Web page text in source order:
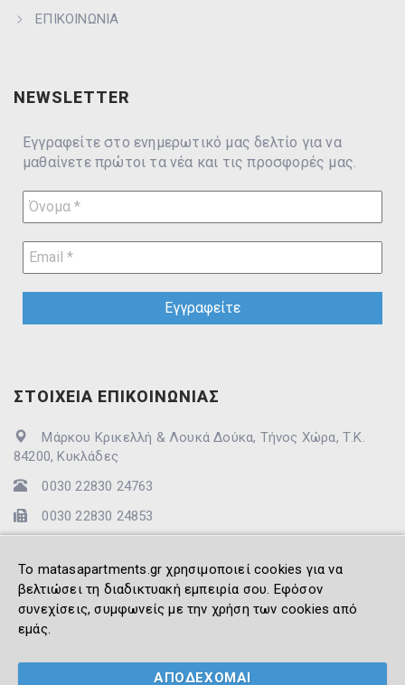
ΕΠΙΚΟΙΝΩΝΙΑ
NEWSLETTER
Εγγραφείτε στο ενημερωτικό μας δελτίο για να
μαθαίνετε πρώτοι τα νέα και τις προσφορές μας.
ΣΤΟΙΧΕΙΑ ΕΠΙΚΟΙΝΩΝΙΑΣ
Μάρκου Κρικελλή & Λουκά Δούκα, Τήνος Χώρα, Τ.Κ.
84200, Κυκλάδες
0030 22830 24763
0030 22830 24853
Created byVrisko.gr
To matasapartments.gr χρησιμοποιεί cookies για να
βελτιώσει τη διαδικτυακή εμπειρία σου. Εφόσον
συνεχίσεις, συμφωνείς με την χρήση των cookies από
εμάς.
ΑΠΟΔΕΧΟΜΑΙ